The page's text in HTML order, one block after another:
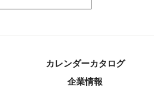
カレンダーカタログ
企業情報